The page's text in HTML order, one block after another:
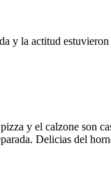
y la actitud
y el calzone son
Delicias del